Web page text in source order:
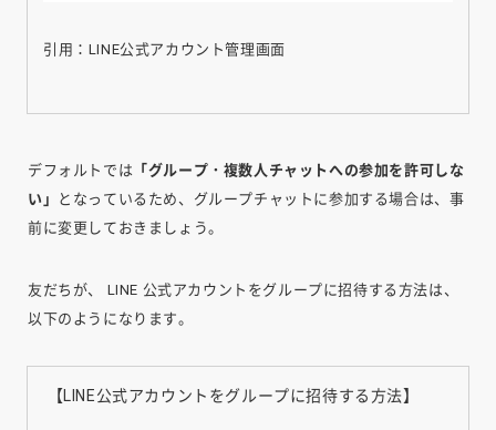
引用：LINE公式アカウント管理画面
デフォルトでは 「グループ・複数人チャットへの参加を許可しな
い」
となっているため、グループチャットに参加する場合は、事
前に変更しておきましょう。
友だちが、 LINE 公式アカウントをグループに招待する方法は、
以下のようになります。
【LINE公式アカウントをグループに招待する方法】